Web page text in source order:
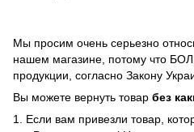
Мы просим очень серьезно
нашем магазине, потому что
продукции, согласно Закону
Вы можете вернуть товар без
1. Если вам привезли товар,